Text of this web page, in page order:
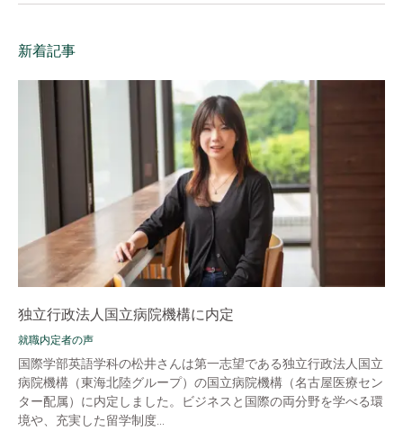
新着記事
独立行政法人国立病院機構に内定
就職内定者の声
国際学部英語学科の松井さんは第一志望である独立行政法人国立
病院機構（東海北陸グループ）の国立病院機構（名古屋医療セン
ター配属）に内定しました。ビジネスと国際の両分野を学べる環
境や、充実した留学制度...